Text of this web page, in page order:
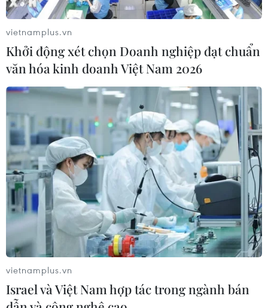
vietnamplus.vn
Khởi động xét chọn Doanh nghiệp đạt chuẩn
văn hóa kinh doanh Việt Nam 2026
vietnamplus.vn
Israel và Việt Nam hợp tác trong ngành bán